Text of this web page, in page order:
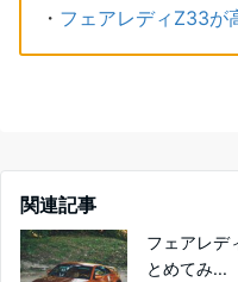
・ フェアレディZ33が
関連記事
フェアレデ
とめてみ...